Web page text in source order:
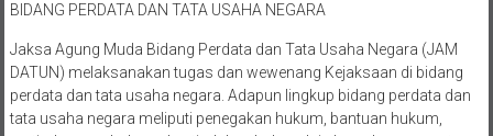
BIDANG PERDATA DAN TATA USAHA NEGARA
Jaksa Agung Muda Bidang Perdata dan Tata Usaha Negara (JAM
DATUN) melaksanakan tugas dan wewenang Kejaksaan di bidang
perdata dan tata usaha negara. Adapun lingkup bidang perdata dan
tata usaha negara meliputi penegakan hukum, bantuan hukum,